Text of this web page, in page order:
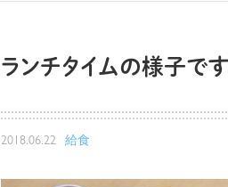
ランチタイムの様子で
2018.06.22 給食